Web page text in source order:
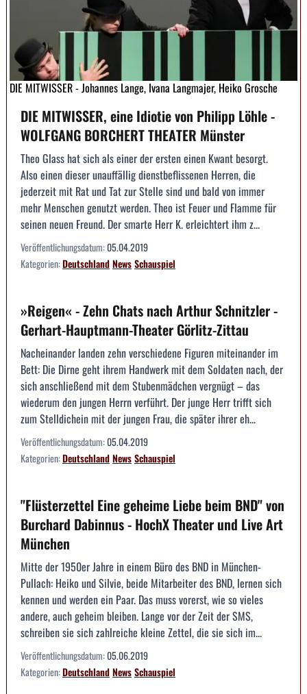
DIE MITWISSER - Johannes Lange, Ivana Langmajer, Heiko Grosche
DIE MITWISSER, eine Idiotie von Philipp Löhle -
WOLFGANG BORCHERT THEATER Münster
Theo Glass hat sich als einer der ersten einen Kwant besorgt.
Also einen dieser unauffällig dienstbeflissenen Herren, die
jederzeit mit Rat und Tat zur Stelle sind und bald von immer
mehr Menschen genutzt werden. Theo ist Feuer und Flamme für
seinen neuen Freund. Der smarte Herr K. erleichtert ihm z...
Veröffentlichungsdatum:05.04.2019
Kategorien:DeutschlandNewsSchauspiel
»Reigen« - Zehn Chats nach Arthur Schnitzler -
Gerhart-Hauptmann-Theater Görlitz-Zittau
Nacheinander landen zehn verschiedene Figuren miteinander im
Bett: Die Dirne geht ihrem Handwerk mit dem Soldaten nach, der
sich anschließend mit dem Stubenmädchen vergnügt – das
wiederum den jungen Herrn verführt. Der junge Herr trifft sich
zum Stelldichein mit der jungen Frau, die später ihrer eh...
Veröffentlichungsdatum:05.04.2019
Kategorien:DeutschlandNewsSchauspiel
"Flüsterzettel Eine geheime Liebe beim BND" von
Burchard Dabinnus - HochX Theater und Live Art
München
Mitte der 1950er Jahre in einem Büro des BND in München-
Pullach: Heiko und Silvie, beide Mitarbeiter des BND, lernen sich
kennen und werden ein Paar. Das muss vorerst, wie so vieles
andere, auch geheim bleiben. Lange vor der Zeit der SMS,
schreiben sie sich zahlreiche kleine Zettel, die sie sich im...
Veröffentlichungsdatum:05.06.2019
Kategorien:DeutschlandNewsSchauspiel